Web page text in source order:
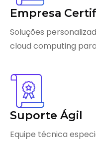
Empresa
Soluções
cloud computing
Suporte Ágil
Equipe técnica